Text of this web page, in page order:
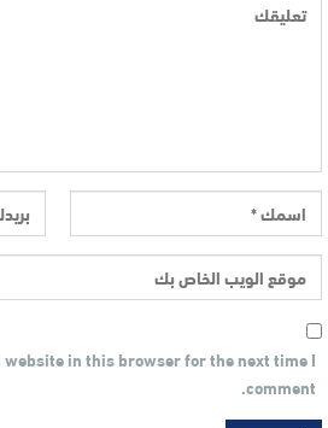
website in this browser for the next time I
comment.